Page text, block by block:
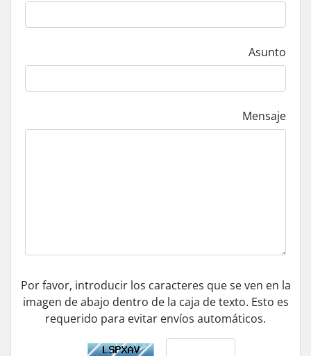
Asunto
Mensaje
Por favor, introducir los caracteres que se ven en la
imagen de abajo dentro de la caja de texto. Esto es
requerido para evitar envíos automáticos.